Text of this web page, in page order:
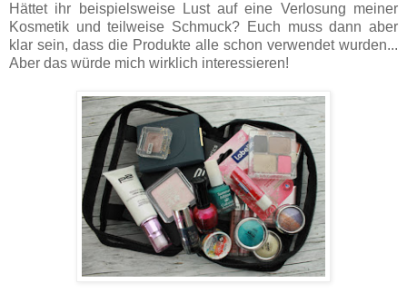
Hättet ihr beispielsweise Lust auf eine Verlosung meiner
Kosmetik und teilweise Schmuck? Euch muss dann aber
klar sein, dass die Produkte alle schon verwendet wurden...
Aber das würde mich wirklich interessieren!